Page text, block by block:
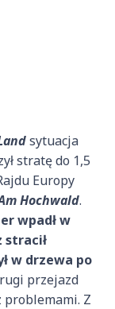
sytuacja
stratę do 1,5
Europy
Hochwald.
wpadł w
stracił
w drzewa po
przejazd
problemami. Z